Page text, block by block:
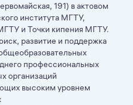
191) в актовом
института МГТУ,
и Точки кипения МГТУ.
развитие и поддержка
профессиональных
организаций
высоким уровнем